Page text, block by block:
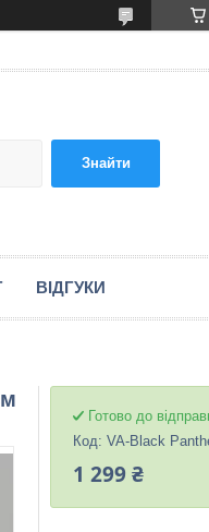
Знайти
ВІДГУКИ
Готово до
Код: VA-Black
1 299 ₴